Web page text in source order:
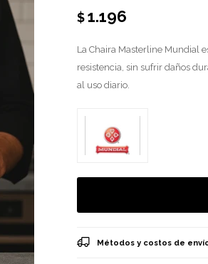
$1.196
La Chaira Masterline Mundial
resistencia, sin sufrir daños
al uso diario.
Métodos y costos de